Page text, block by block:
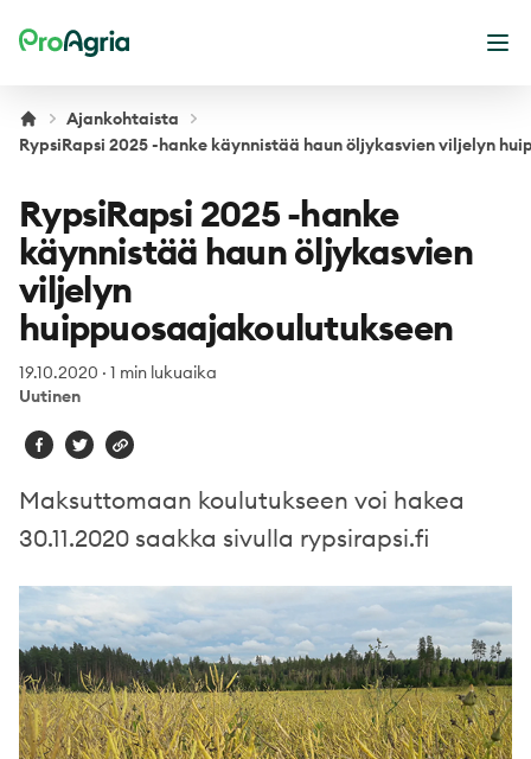
ProAgria
Ajankohtaista
RypsiRapsi 2025 -hanke käynnistää haun öljykasvien viljelyn
RypsiRapsi 2025 -hanke
käynnistää haun öljykasvien
viljelyn
huippuosaajakoulutukseen
19.10.2020 · 1 min lukuaika
Uutinen
Maksuttomaan koulutukseen voi hakea
30.11.2020 saakka sivulla rypsirapsi.fi